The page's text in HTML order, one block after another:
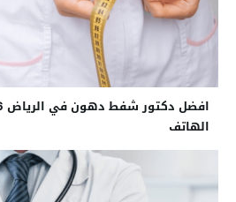
الهاتف